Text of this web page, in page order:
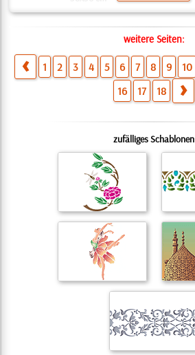
weitere Seiten:
1 2 3 4 5 6 7 8 9 10
16
17 18
zufälliges Schablonen